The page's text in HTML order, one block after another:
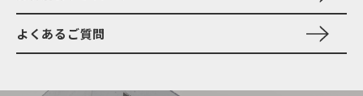
よくあるご質問